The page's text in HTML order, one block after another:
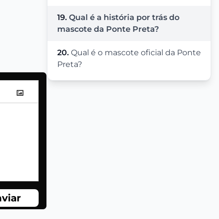
19. Qual é a história por trás do
mascote da Ponte Preta?
20. Qual é o mascote oficial da Ponte
Preta?